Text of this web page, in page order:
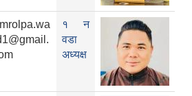
१ न
वडा
अध्यक्ष